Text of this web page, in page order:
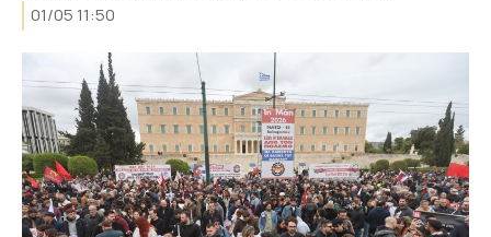
01/05 11:50